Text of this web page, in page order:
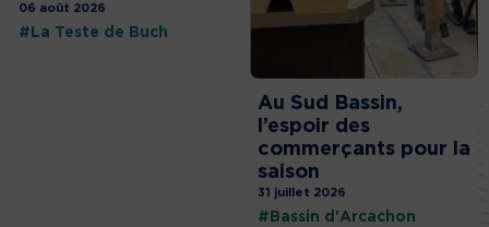
06 août 2026
#La Teste de Buch
Au Sud Bassin,
l’espoir des
commerçants pour la
saison
31 juillet 2026
#Bassin d'Arcachon